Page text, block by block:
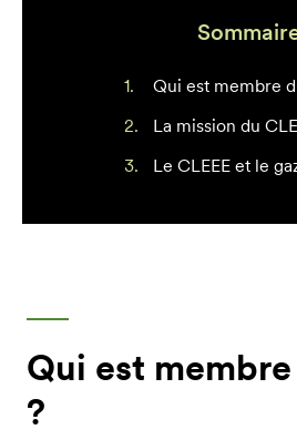
Qui est membre
La mission du
Le CLEEE et le
Qui est membre
?